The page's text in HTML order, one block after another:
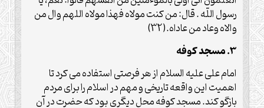
رسول اللّه . قال: من کنت مولاه فهذا مولاه اللهم وال من
والاه وعاد من عاداه.(32)
3. مسجد کوفه
امام علی علیه السلام از هر فرصتی استفاده می کرد تا
اهمیت این واقعه تاریخی و مهم در اسلام را برای مردم
بازگو کند. مسجد کوفه محل دیگری بود که حضرت در آن